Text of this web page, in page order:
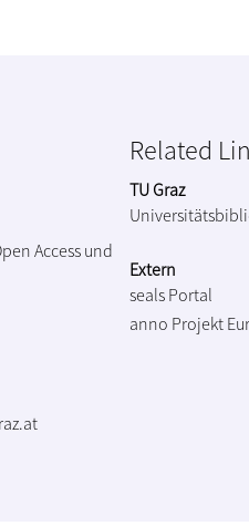
Access und
Related
TU Graz
Extern
seals Portal
anno Projekt